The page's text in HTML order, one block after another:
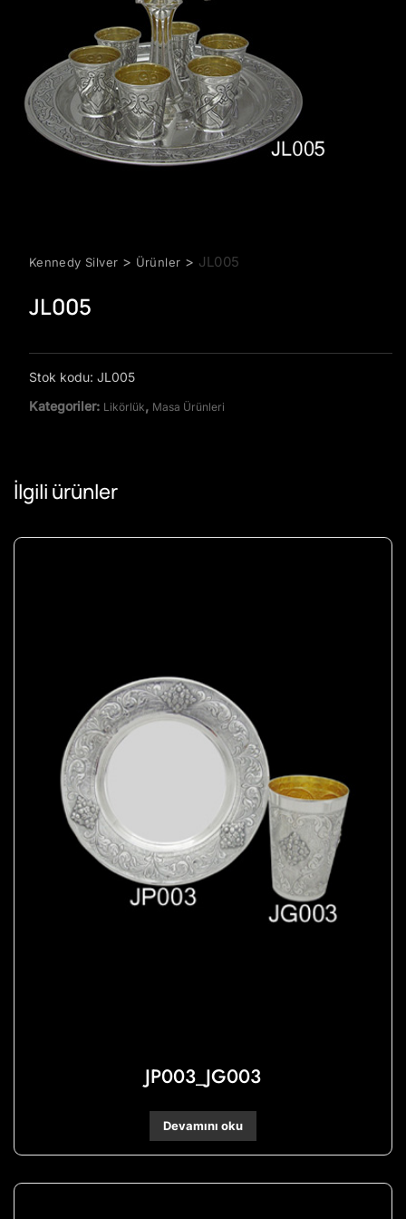
Kennedy Silver > Ürünler > JL005
JL005
Stok kodu: JL005
Kategoriler: Likörlük, Masa Ürünleri
İlgili ürünler
JP003_JG003
Devamını oku